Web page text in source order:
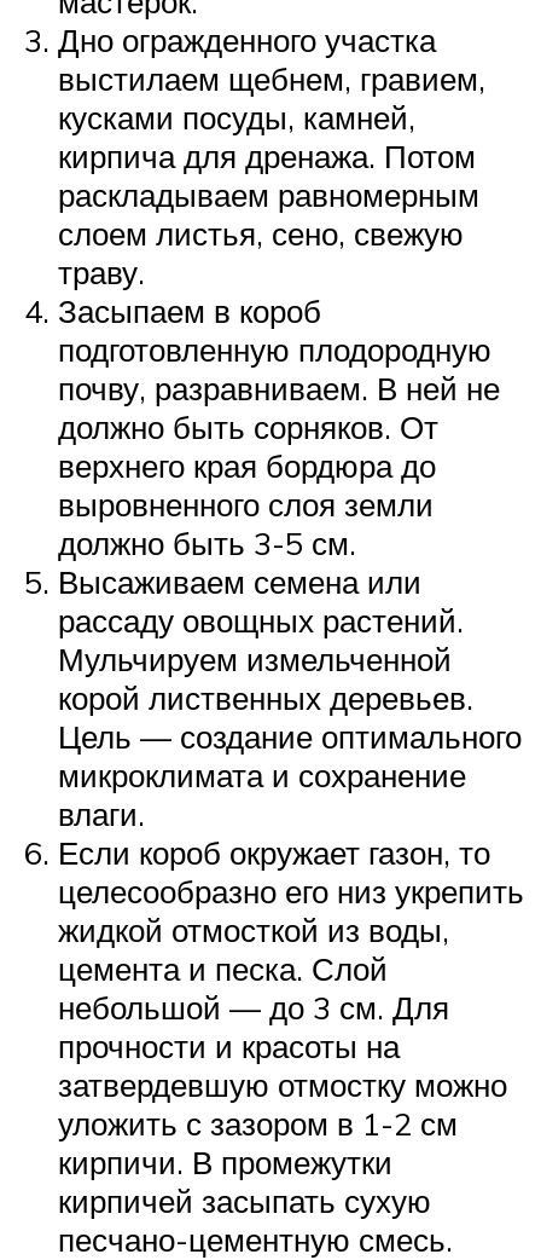
Дно огражденного участка
выстилаем щебнем, гравием,
кусками посуды, камней,
кирпича для дренажа. Потом
раскладываем равномерным
слоем листья, сено, свежую
траву.
Засыпаем в короб
подготовленную плодородную
почву, разравниваем. В ней не
должно быть сорняков. От
верхнего края бордюра до
выровненного слоя земли
должно быть 3-5 см.
Высаживаем семена или
рассаду овощных растений.
Мульчируем измельченной
корой лиственных деревьев.
Цель — создание оптимального
микроклимата и сохранение
влаги.
Если короб окружает газон, то
целесообразно его низ укрепить
жидкой отмосткой из воды,
цемента и песка. Слой
небольшой — до 3 см. Для
прочности и красоты на
затвердевшую отмостку можно
уложить с зазором в 1-2 см
кирпичи. В промежутки
кирпичей засыпать сухую
песчано-цементную смесь.